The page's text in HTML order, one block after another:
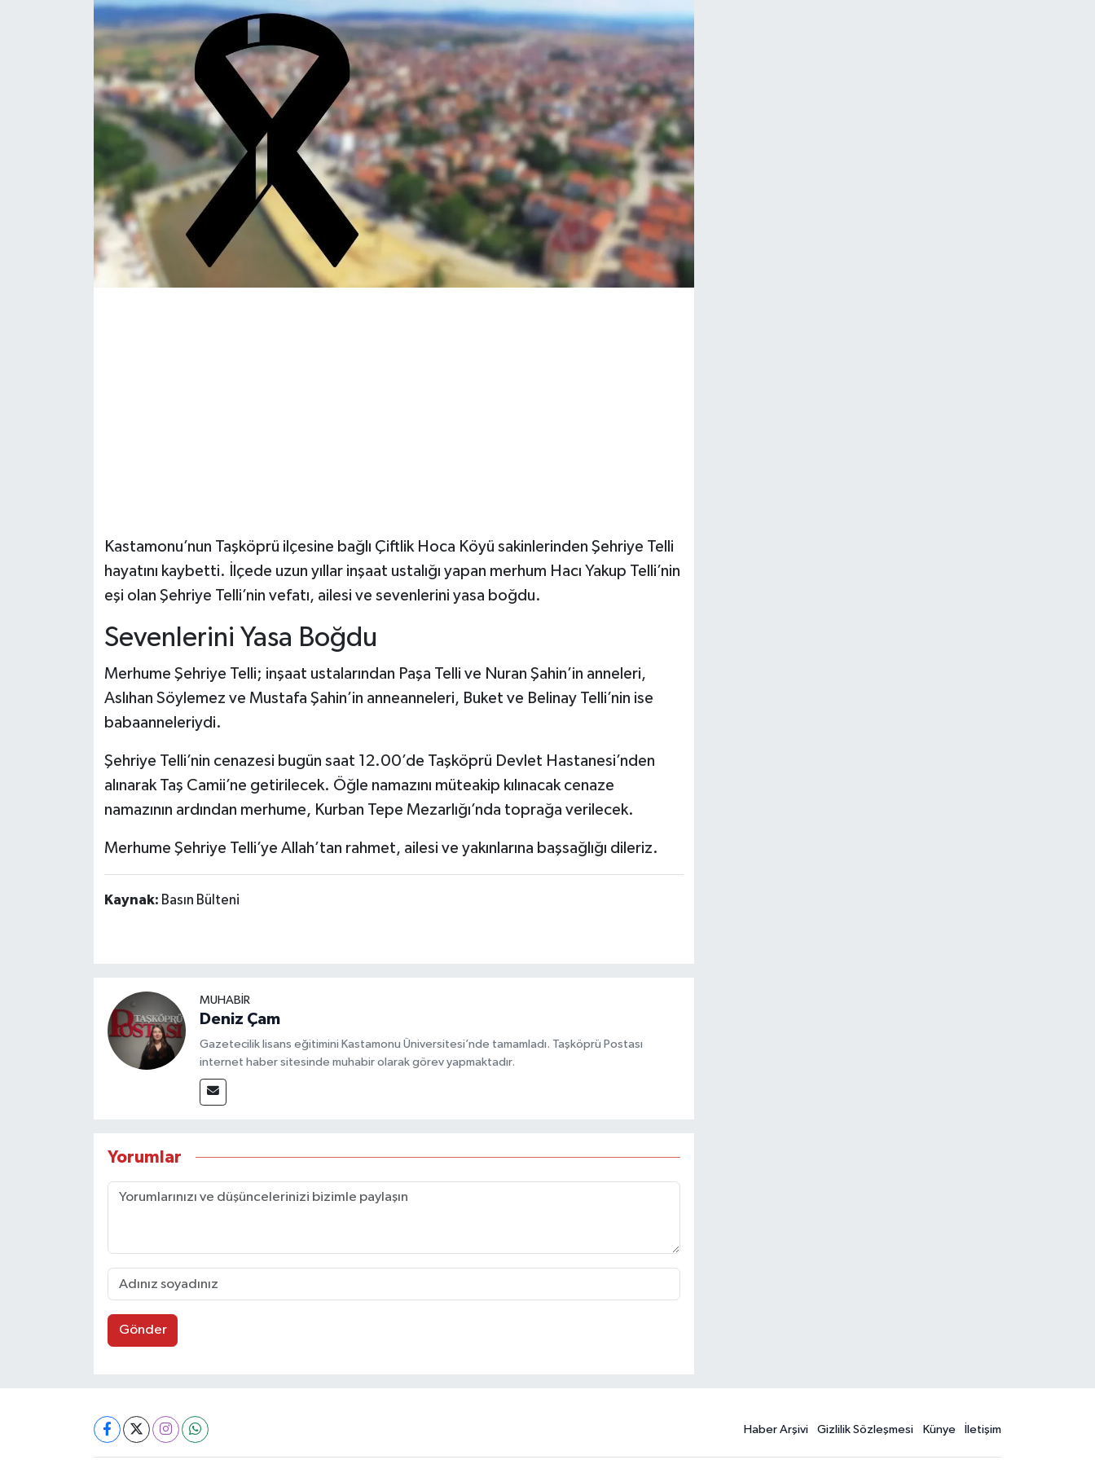
Kastamonu’nun Taşköprü ilçesine bağlı Çiftlik Hoca Köyü sakinlerinden Şehriye Telli
hayatını kaybetti. İlçede uzun yıllar inşaat ustalığı yapan merhum Hacı Yakup Telli’nin
eşi olan Şehriye Telli’nin vefatı, ailesi ve sevenlerini yasa boğdu.
Sevenlerini Yasa Boğdu
Merhume Şehriye Telli; inşaat ustalarından Paşa Telli ve Nuran Şahin’in anneleri,
Aslıhan Söylemez ve Mustafa Şahin’in anneanneleri, Buket ve Belinay Telli’nin ise
babaanneleriydi.
Şehriye Telli’nin cenazesi bugün saat 12.00’de Taşköprü Devlet Hastanesi’nden
alınarak Taş Camii’ne getirilecek. Öğle namazını müteakip kılınacak cenaze
namazının ardından merhume, Kurban Tepe Mezarlığı’nda toprağa verilecek.
Merhume Şehriye Telli’ye Allah’tan rahmet, ailesi ve yakınlarına başsağlığı dileriz.
Kaynak: Basın Bülteni
MUHABİR
Deniz Çam
Gazetecilik lisans eğitimini Kastamonu Üniversitesi’nde tamamladı. Taşköprü Postası
internet haber sitesinde muhabir olarak görev yapmaktadır.
Yorumlar
Gönder
Haber Arşivi Gizlilik Sözleşmesi Künye İletişim
Daday Haberleri
Devrekani Haberleri
Doğanyurt Haberleri
İhsangazi Haberleri
İnebolu Haberleri
Küre Haberleri
Karadeniz Haberleri
Siyaset Haberleri
Yerel Haberler
Haber Arşivi